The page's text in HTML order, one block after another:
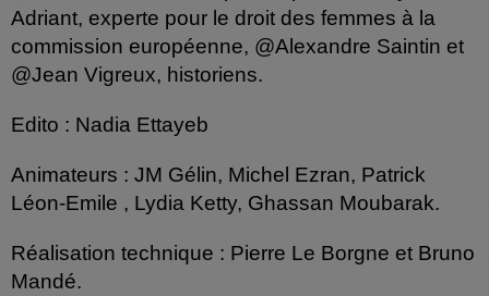
Adriant, experte pour le droit des femmes à la
commission européenne, @Alexandre Saintin et
@Jean Vigreux, historiens.
Edito : Nadia Ettayeb
Animateurs : JM Gélin, Michel Ezran, Patrick
Léon-Emile , Lydia Ketty, Ghassan Moubarak.
Réalisation technique : Pierre Le Borgne et Bruno
Mandé.